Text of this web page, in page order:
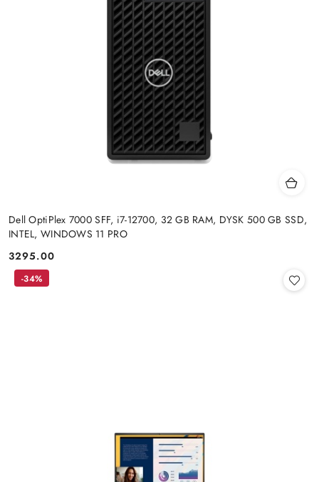
Dell OptiPlex 7000 SFF, i7-12700, 32 GB RAM, DYSK 500 GB SSD,
INTEL, WINDOWS 11 PRO
Cena:
3295.00
-34%